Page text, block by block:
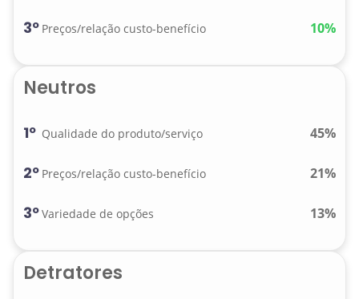
3º Preços/relação custo-benefício 10%
Neutros
1º Qualidade do produto/serviço 45%
2º Preços/relação custo-benefício 21%
3ºVariedade de opções 13%
Detratores